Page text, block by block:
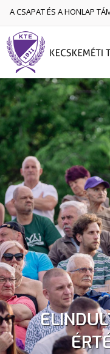
A CSAPAT ÉS A HONLAP